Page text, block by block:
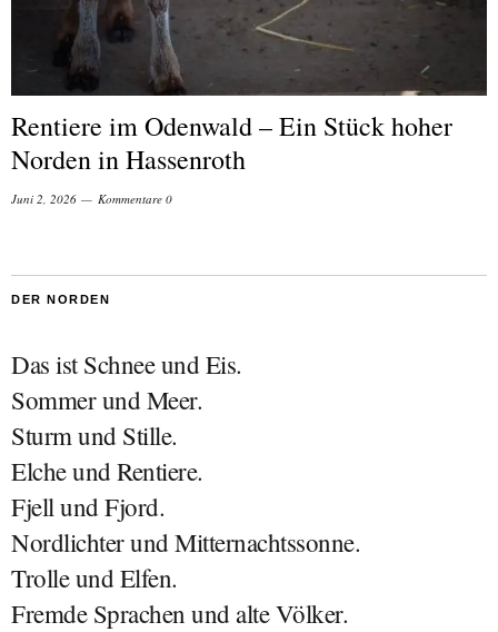
Rentiere im Odenwald – Ein Stück hoher
Norden in Hassenroth
Juni 2, 2026 Kommentare 0
DER NORDEN
Das ist Schnee und Eis.
Sommer und Meer.
Sturm und Stille.
Elche und Rentiere.
Fjell und Fjord.
Nordlichter und Mitternachtssonne.
Trolle und Elfen.
Fremde Sprachen und alte Völker.